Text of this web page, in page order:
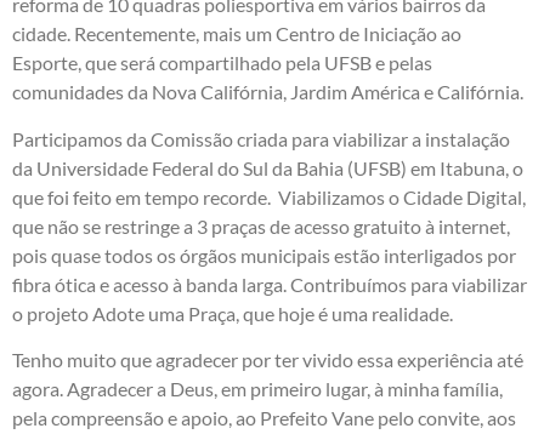
reforma de 10 quadras poliesportiva em vários bairros da
cidade. Recentemente, mais um Centro de Iniciação ao
Esporte, que será compartilhado pela UFSB e pelas
comunidades da Nova Califórnia, Jardim América e Califórnia.
Participamos da Comissão criada para viabilizar a instalação
da Universidade Federal do Sul da Bahia (UFSB) em Itabuna, o
que foi feito em tempo recorde. Viabilizamos o Cidade Digital,
que não se restringe a 3 praças de acesso gratuito à internet,
pois quase todos os órgãos municipais estão interligados por
fibra ótica e acesso à banda larga. Contribuímos para viabilizar
o projeto Adote uma Praça, que hoje é uma realidade.
Tenho muito que agradecer por ter vivido essa experiência até
agora. Agradecer a Deus, em primeiro lugar, à minha família,
pela compreensão e apoio, ao Prefeito Vane pelo convite, aos